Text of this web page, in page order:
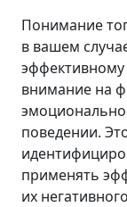
Понимание
в вашем
внимание на
поведении.
применять
их